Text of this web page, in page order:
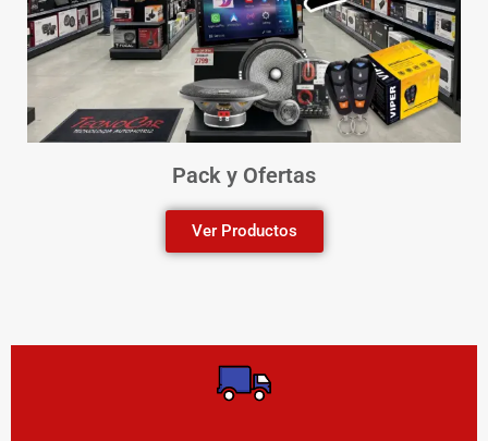
Pack y Ofertas
Ver Productos